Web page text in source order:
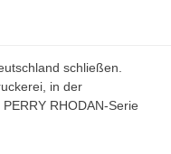
schließen.
in der
RHODAN-Serie